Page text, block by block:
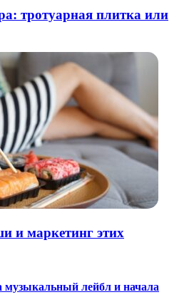
тротуарная плитка или
и маркетинг этих
лейбл и начала